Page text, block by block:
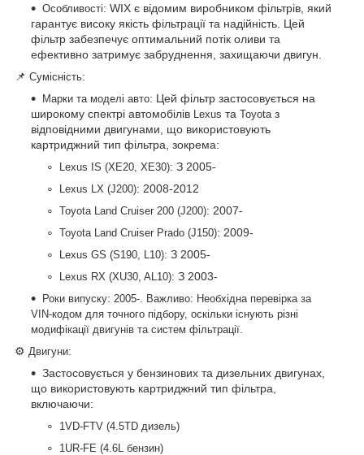
Особливості: WIX є відомим виробником фільтрів, який
гарантує високу якість фільтрації та надійність. Цей
фільтр забезпечує оптимальний потік оливи та
ефективно затримує забруднення, захищаючи двигун.
📌 Сумісність:
Марки та моделі авто: Цей фільтр застосовується на
широкому спектрі автомобілів
Lexus та Toyota з
відповідними двигунами, що використовують
картриджний тип фільтра, зокрема:
Lexus IS (XE20, XE30): З 2005-
Lexus LX (J200): 2008-2012
Toyota Land Cruiser 200 (J200): 2007-
Toyota Land Cruiser Prado (J150): 2009-
Lexus GS (S190, L10): З 2005-
Lexus RX (XU30, AL10): З 2003-
Роки випуску: 2005-
Важливо: Необхідна перевірка за
VIN-кодом для точного підбору, оскільки існують різні
модифікації двигунів та систем фільтрації.
⚙️ Двигуни:
Застосовується у бензинових та дизельних двигунах,
що використовують картриджний тип фільтра,
включаючи:
1VD-FTV (4.5TD дизель)
1UR-FE (4.6L бензин)